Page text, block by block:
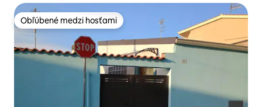
Obľúbené medzi hosťami
Obľúbené medzi hosťami